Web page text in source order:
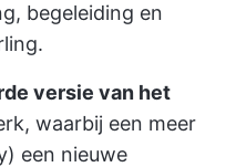
begeleiding en
versie van het
waarbij een meer
een nieuwe